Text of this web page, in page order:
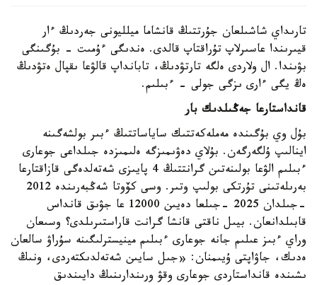
تارىداي شاشىلعان جۇرتتىڭ قانشاما ميلليونى جەردىڭ ءار
قيىرىندا عاسىرلاپ تۇراقتاپ قالدى. ەندىگى ءۇمىت - بۇگىنگى
بۋىندا. ال ولاردى ەلگە تارتۋدىڭ، تابانداپ قالۋعا ىقپال ەتۋدىڭ
ەڭ يگى ءارى ىزگى جولى - ءبىلىم.
قانداستارعا جەڭىلدىك بار
بۇل وي بۇگىندە مەملەكەتتىك ساياساتتىڭ ءبىر بولشەگىنە
اينالىپ ۇلگەرگەن. بۇلاي دەۋىمىزگە ەلىمىزدە جىلداعى جوعارى
ءبىلىم الۋعا بولىنەتىن گرانتتىڭ 4 پايىزى شەتەلدەگى قازاقتارعا
بەرىلەتىنى تۇرتكى بولىپ وتىر. وسى كۆوتا شەڭبەرىندە 2012
-جىلدان 2025 -جىلعا دەيىن 12000 عا جۋىق قانداس
قابىلدانعان. بيىل ناقتى قانشا گرانت قاراستىرىلدى؟ وسىعان
وراي ءبىز عىلىم جانە جوعارى ءبىلىم مينيسترلىگىنە سۇراۋ سالعان
ەدىك، جاۋاپتى ۇيىمنان: «جىل سايىن شەتەلدىكتەردى، ونىڭ
ىشىندە قانداستاردى جوعارى وقۋ ورىندارىنىڭ دايىندىق